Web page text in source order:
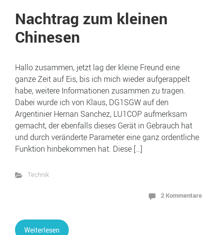
Nachtrag zum kleinen
Chinesen
Hallo zusammen, jetzt lag der kleine Freund eine
ganze Zeit auf Eis, bis ich mich wieder aufgerappelt
habe, weitere Informationen zusammen zu tragen.
Dabei wurde ich von Klaus, DG1SGW auf den
Argentinier Hernan Sanchez, LU1COP aufmerksam
gemacht, der ebenfalls dieses Gerät in Gebrauch hat
und durch veränderte Parameter eine ganz ordentliche
Funktion hinbekommen hat. Diese […]
Technik
2 Kommentare
Weiterlesen